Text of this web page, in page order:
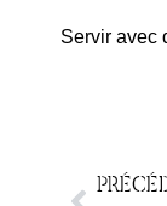
Servir avec